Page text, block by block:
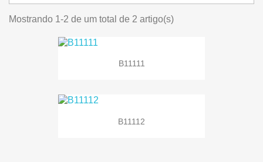
Mostrando 1-2 de um total de 2 artigo(s)
B11111
B11112